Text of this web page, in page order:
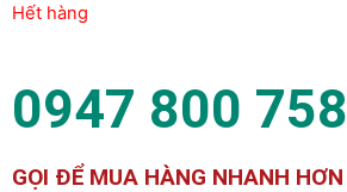
Hết hàng
0947 800 758
GỌI ĐỂ MUA HÀNG NHANH HƠN